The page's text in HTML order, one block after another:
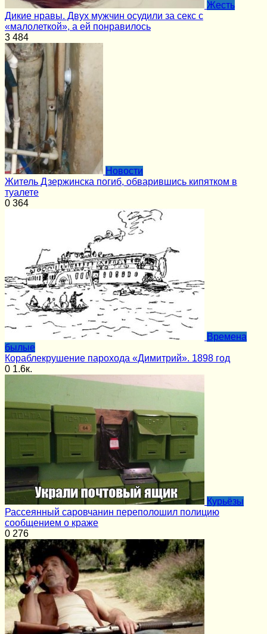
Жесть
Дикие нравы. Двух мужчин осудили за секс с
«малолеткой», а ей понравилось
3 484
Новости
Житель Дзержинска погиб, обварившись кипятком в
туалете
0 364
Времена
былые
Кораблекрушение парохода «Димитрий». 1898 год
0 1.6к.
Курьёзы
Рассеянный саровчанин переполошил полицию
сообщением о краже
0 276